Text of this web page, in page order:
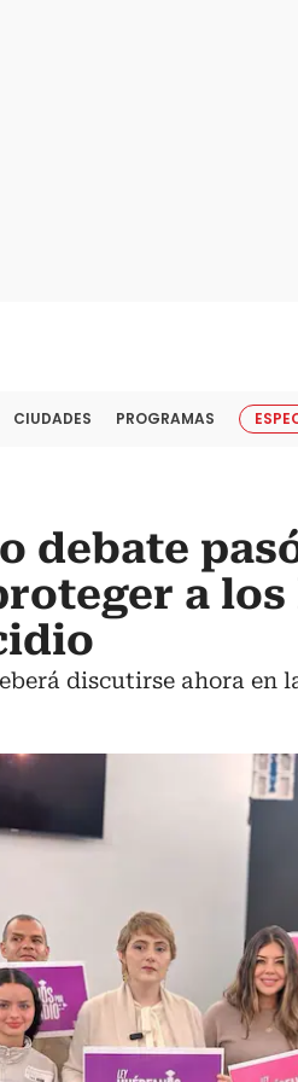
CIUDADES PROGRAMAS
debate
a
discutirse ahora en